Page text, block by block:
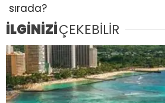
sırada?
İLGİNİZİÇEKEBİLİR